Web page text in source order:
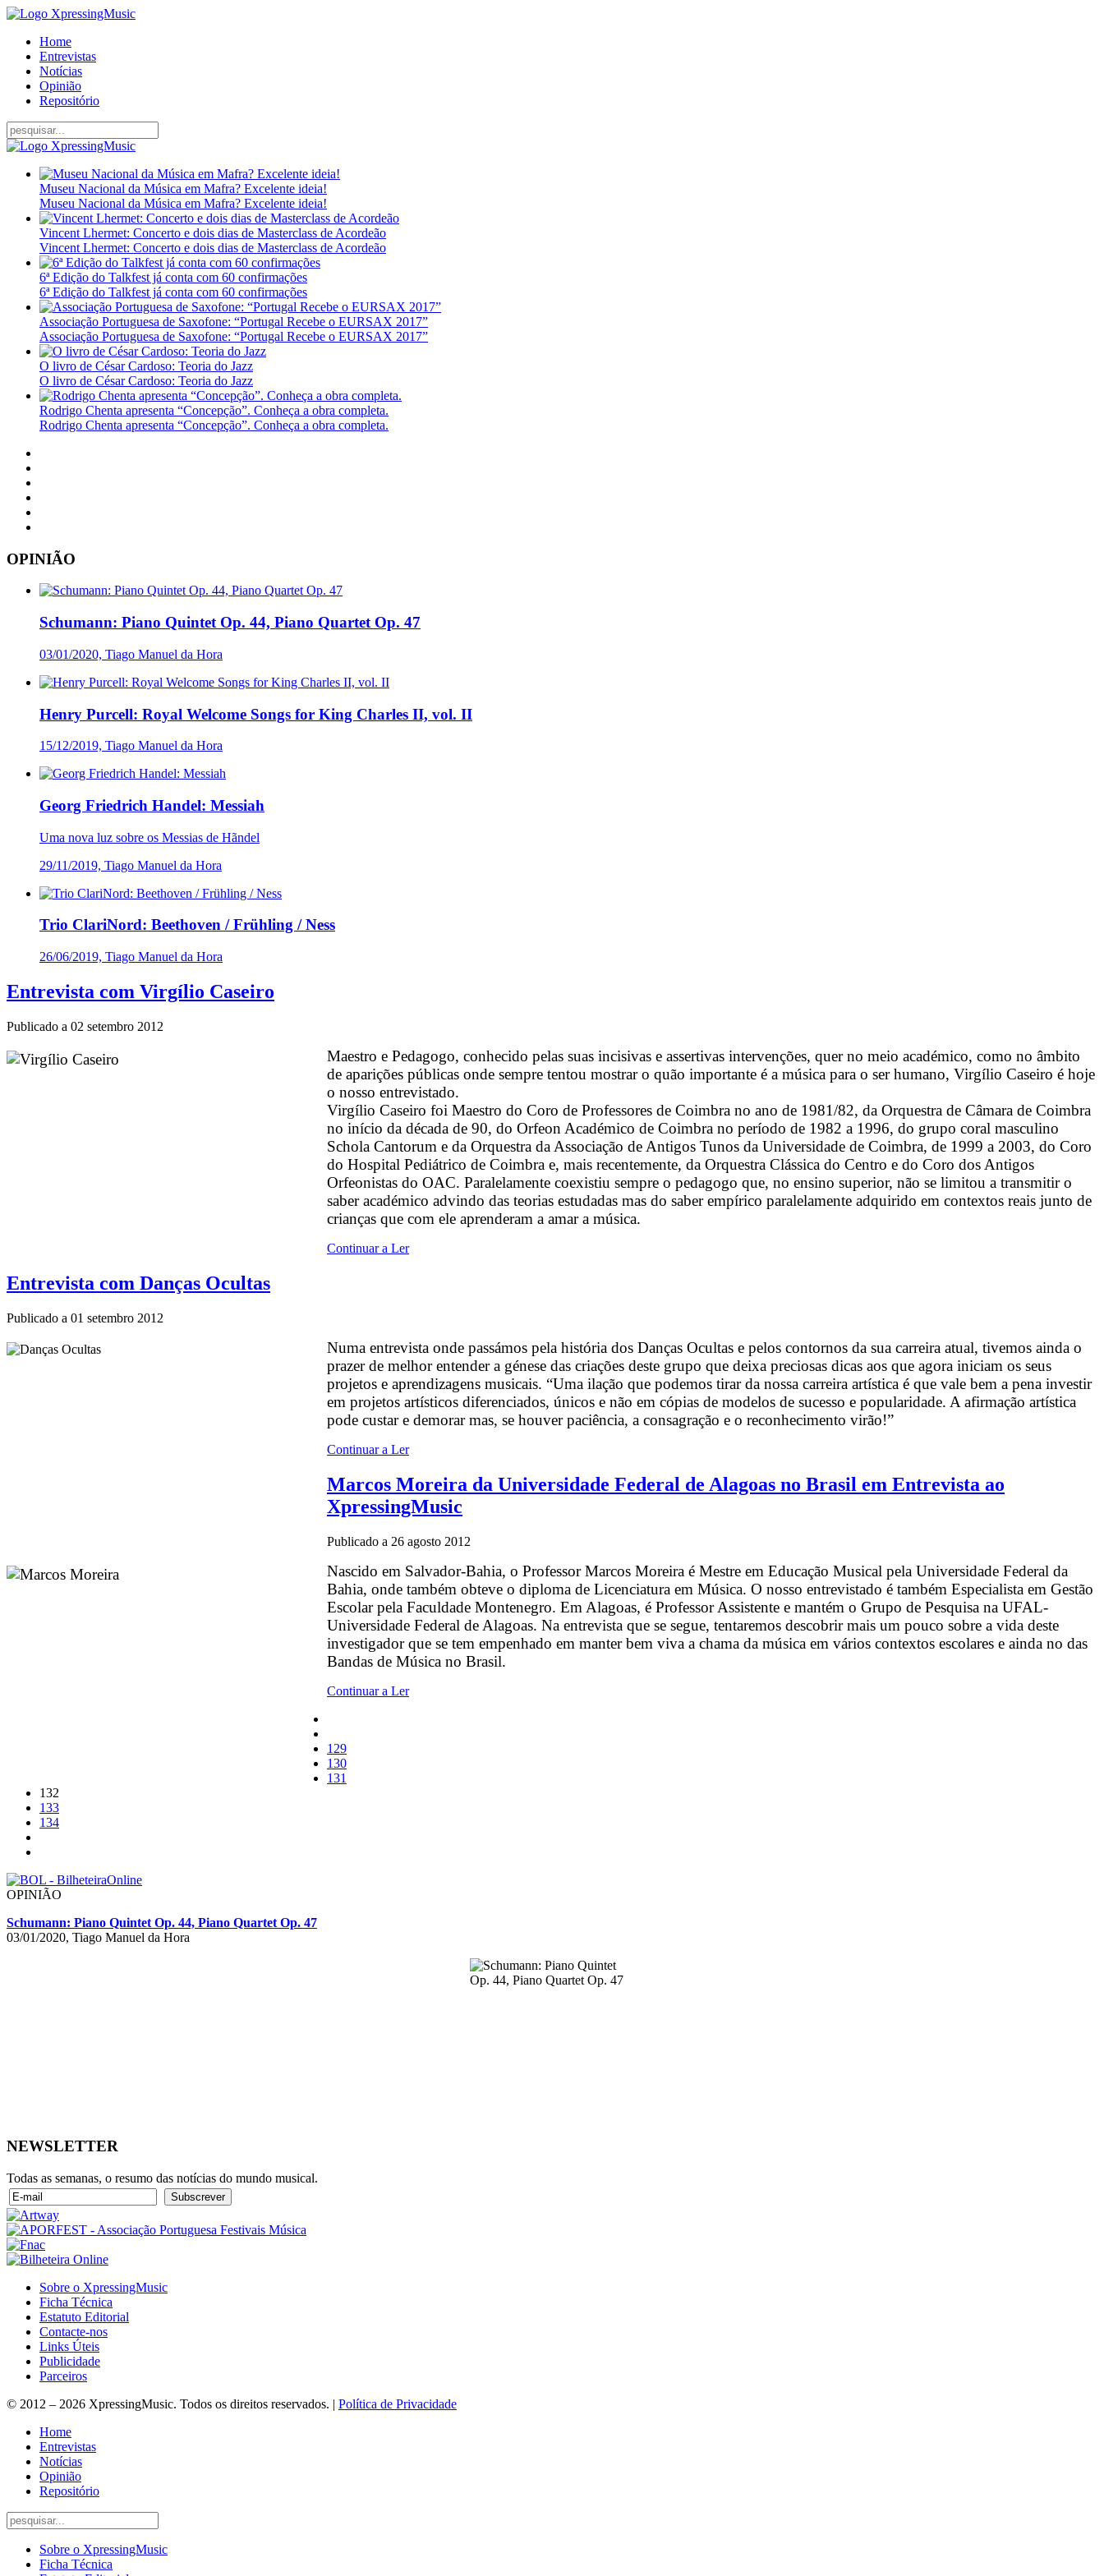
Home
Entrevistas
Notícias
Opinião
Repositório
Museu Nacional da Música em Mafra? Excelente ideia!
Museu Nacional da Música em Mafra? Excelente ideia!
Vincent Lhermet: Concerto e dois dias de Masterclass de Acordeão
Vincent Lhermet: Concerto e dois dias de Masterclass de Acordeão
6ª Edição do Talkfest já conta com 60 confirmações
6ª Edição do Talkfest já conta com 60 confirmações
Associação Portuguesa de Saxofone: “Portugal Recebe o EURSAX 2017”
Associação Portuguesa de Saxofone: “Portugal Recebe o EURSAX 2017”
O livro de César Cardoso: Teoria do Jazz
O livro de César Cardoso: Teoria do Jazz
Rodrigo Chenta apresenta “Concepção”. Conheça a obra completa.
Rodrigo Chenta apresenta “Concepção”. Conheça a obra completa.
OPINIÃO
Schumann: Piano Quintet Op. 44, Piano Quartet Op. 47
03/01/2020, Tiago Manuel da Hora
Henry Purcell: Royal Welcome Songs for King Charles II, vol. II
15/12/2019, Tiago Manuel da Hora
Georg Friedrich Handel: Messiah
Uma nova luz sobre os Messias de Hãndel
29/11/2019, Tiago Manuel da Hora
Trio ClariNord: Beethoven / Frühling / Ness
26/06/2019, Tiago Manuel da Hora
Entrevista com Virgílio Caseiro
Publicado a 02 setembro 2012
Maestro e Pedagogo, conhecido pelas suas incisivas e assertivas intervenções, quer no meio académico, como no âmbito
de aparições públicas onde sempre tentou mostrar o quão importante é a música para o ser humano, Virgílio Caseiro é hoje
o nosso entrevistado.
Virgílio Caseiro foi Maestro do Coro de Professores de Coimbra no ano de 1981/82, da Orquestra de Câmara de Coimbra
no início da década de 90, do Orfeon Académico de Coimbra no período de 1982 a 1996, do grupo coral masculino
Schola Cantorum e da Orquestra da Associação de Antigos Tunos da Universidade de Coimbra, de 1999 a 2003, do Coro
do Hospital Pediátrico de Coimbra e, mais recentemente, da Orquestra Clássica do Centro e do Coro dos Antigos
Orfeonistas do OAC. Paralelamente coexistiu sempre o pedagogo que, no ensino superior, não se limitou a transmitir o
saber académico advindo das teorias estudadas mas do saber empírico paralelamente adquirido em contextos reais junto de
crianças que com ele aprenderam a amar a música.
Continuar a Ler
Entrevista com Danças Ocultas
Publicado a 01 setembro 2012
Numa entrevista onde passámos pela história dos Danças Ocultas e pelos contornos da sua carreira atual, tivemos ainda o
prazer de melhor entender a génese das criações deste grupo que deixa preciosas dicas aos que agora iniciam os seus
projetos e aprendizagens musicais. “Uma ilação que podemos tirar da nossa carreira artística é que vale bem a pena investir
em projetos artísticos diferenciados, únicos e não em cópias de modelos de sucesso e popularidade. A afirmação artística
pode custar e demorar mas, se houver paciência, a consagração e o reconhecimento virão!”
Continuar a Ler
Marcos Moreira da Universidade Federal de Alagoas no Brasil em Entrevista ao
XpressingMusic
Publicado a 26 agosto 2012
Nascido em Salvador-Bahia, o Professor Marcos Moreira é Mestre em Educação Musical pela Universidade Federal da
Bahia, onde também obteve o diploma de Licenciatura em Música. O nosso entrevistado é também Especialista em Gestão
Escolar pela Faculdade Montenegro. Em Alagoas, é Professor Assistente e mantém o Grupo de Pesquisa na UFAL-
Universidade Federal de Alagoas. Na entrevista que se segue, tentaremos descobrir mais um pouco sobre a vida deste
investigador que se tem empenhado em manter bem viva a chama da música em vários contextos escolares e ainda no das
Bandas de Música no Brasil.
Continuar a Ler
129
130
131
132
133
134
OPINIÃO
Schumann: Piano Quintet Op. 44, Piano Quartet Op. 47
03/01/2020, Tiago Manuel da Hora
NEWSLETTER
Todas as semanas, o resumo das notícias do mundo musical.
Sobre o XpressingMusic
Ficha Técnica
Estatuto Editorial
Contacte-nos
Links Úteis
Publicidade
Parceiros
© 2012 – 2026 XpressingMusic. Todos os direitos reservados. | Política de Privacidade
Home
Entrevistas
Notícias
Opinião
Repositório
Sobre o XpressingMusic
Ficha Técnica